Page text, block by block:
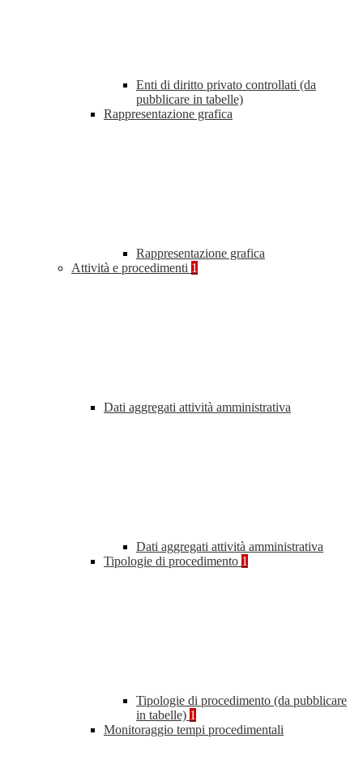
Enti di diritto privato controllati (da
pubblicare in tabelle)
Rappresentazione grafica
Rappresentazione grafica
Attività e procedimenti 1
Dati aggregati attività amministrativa
Dati aggregati attività amministrativa
Tipologie di procedimento 1
Tipologie di procedimento (da pubblicare
in tabelle) 1
Monitoraggio tempi procedimentali